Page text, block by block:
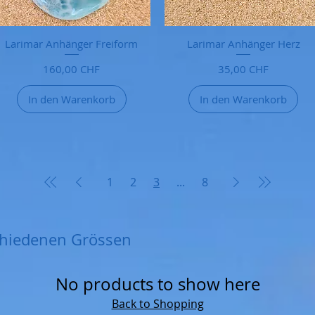
Larimar Anhänger Freiform
Preis
160,00 CHF
In den Warenkorb
Larimar Anhänger Herz
Preis
35,00 CHF
In den Warenkorb
1 2 3 ... 8
Grössen
No products to show here
Back to Shopping